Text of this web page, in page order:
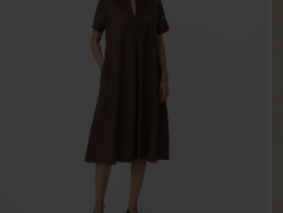
89,00 €